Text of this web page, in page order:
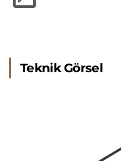
Teknik Görsel